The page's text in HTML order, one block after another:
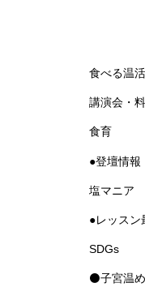
食べる温活
講演会・
食育
●登壇情報
塩マニア
●レッスン
SDGs
⚫子宮温